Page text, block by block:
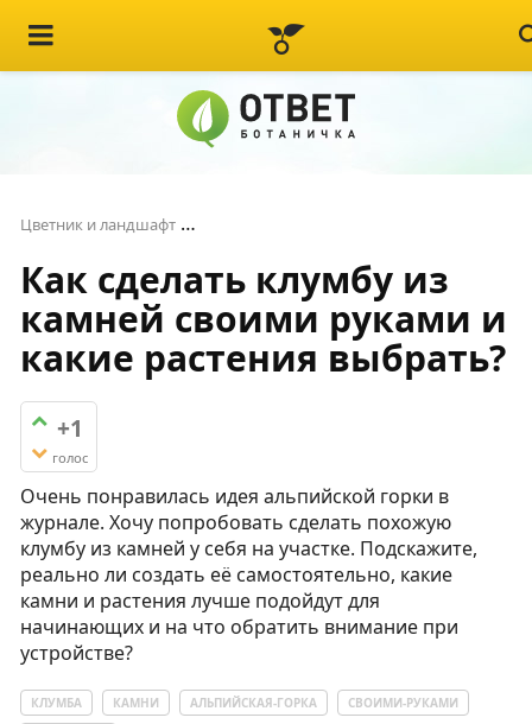
Цветник и ландшафт
Как сделать клумбу из
камней своими руками и
какие растения выбрать?
+1
голос
Очень понравилась идея альпийской горки в
журнале. Хочу попробовать сделать похожую
клумбу из камней у себя на участке. Подскажите,
реально ли создать её самостоятельно, какие
камни и растения лучше подойдут для
начинающих и на что обратить внимание при
устройстве?
КЛУМБА КАМНИ АЛЬПИЙСКАЯ-ГОРКА
СВОИМИ-РУКАМИ